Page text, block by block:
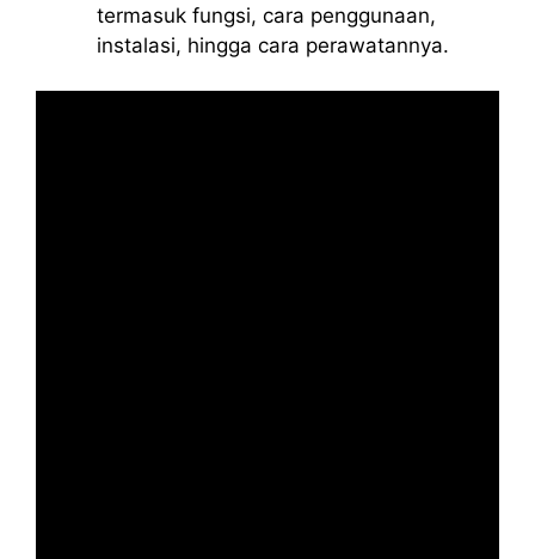
termasuk fungsi, cara penggunaan,
instalasi, hingga cara perawatannya.